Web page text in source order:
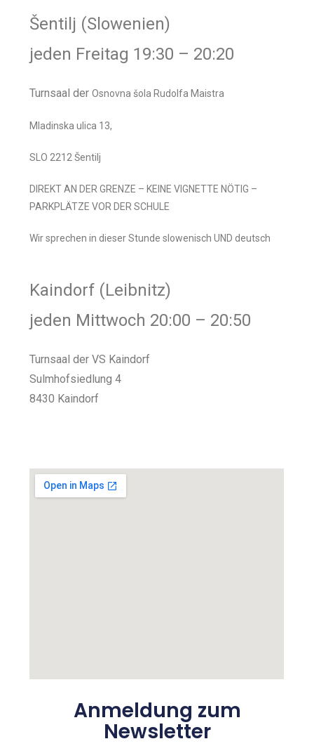
Šentilj (Slowenien)
jeden Freitag 19:30 – 20:20
Turnsaal derOsnovna šola Rudolfa Maistra
Mladinska ulica 13,
SLO 2212 Šentilj
DIREKT AN DER GRENZE – KEINE VIGNETTE NÖTIG –
PARKPLÄTZE VOR DER SCHULE
Wir sprechen in dieser Stunde slowenisch UND deutsch
Kaindorf (Leibnitz)
jeden Mittwoch 20:00 – 20:50
Turnsaal der VS Kaindorf
Sulmhofsiedlung 4
8430 Kaindorf
Anmeldung zum
Newsletter